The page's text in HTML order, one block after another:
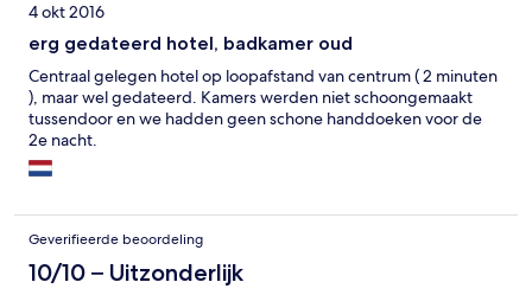
4 okt 2016
erg gedateerd hotel, badkamer oud
Centraal gelegen hotel op loopafstand van centrum ( 2 minuten
), maar wel gedateerd. Kamers werden niet schoongemaakt
tussendoor en we hadden geen schone handdoeken voor de
2e nacht.
Geverifieerde beoordeling
10/10 – Uitzonderlijk